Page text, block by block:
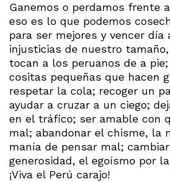
Ganemos o perdamos frente
eso es lo que podemos
para ser mejores y vencer día
injusticias de nuestro
tocan a los peruanos de a
cositas pequeñas que hacen
respetar la cola; recoger un
ayudar a cruzar a un ciego;
en el tráfico; ser amable con
mal; abandonar el chisme, la
manía de pensar mal;
generosidad, el egoísmo por
¡Viva el Perú carajo!